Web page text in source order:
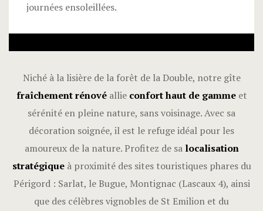
journées ensoleillées.
Niché à la lisière de la forêt de la Double, notre gîte
fraîchement rénovéallie confort haut de gammeet
sérénité en pleine nature, sans voisinage. Avec sa
décoration soignée, il est le refuge idéal pour les
amoureux de la nature. Profitez de sa localisation
stratégiqueà proximité des sites touristiques phares du
Périgord : Sarlat, le Bugue, Montignac (Lascaux 4), ainsi
que des célèbres vignobles de St Emilion et du